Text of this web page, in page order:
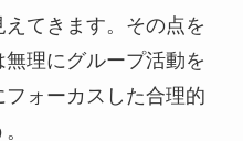
てきます。その点を
理にグループ活動を
ォーカスした合理的